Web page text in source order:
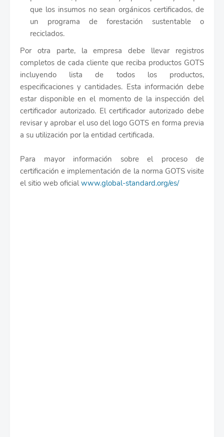
que los insumos no sean orgánicos certificados, de
un programa de forestación sustentable o
reciclados.
Por otra parte, la empresa debe llevar registros
completos de cada cliente que reciba productos GOTS
incluyendo lista de todos los productos,
especificaciones y cantidades. Esta información debe
estar disponible en el momento de la inspección del
certificador autorizado. El certificador autorizado debe
revisar y aprobar el uso del logo GOTS en forma previa
a su utilización por la entidad certificada.
Para mayor información sobre el proceso de
certificación e implementación de la norma GOTS visite
el sitio web oficialwww.global-standard.org/es/